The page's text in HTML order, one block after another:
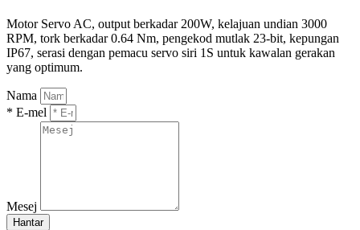
Motor Servo AC, output berkadar 200W, kelajuan undian 3000
RPM, tork berkadar 0.64 Nm, pengekod mutlak 23-bit, kepungan
IP67, serasi dengan pemacu servo siri 1S untuk kawalan gerakan
yang optimum.
Nama
* E-mel
Mesej
Hantar